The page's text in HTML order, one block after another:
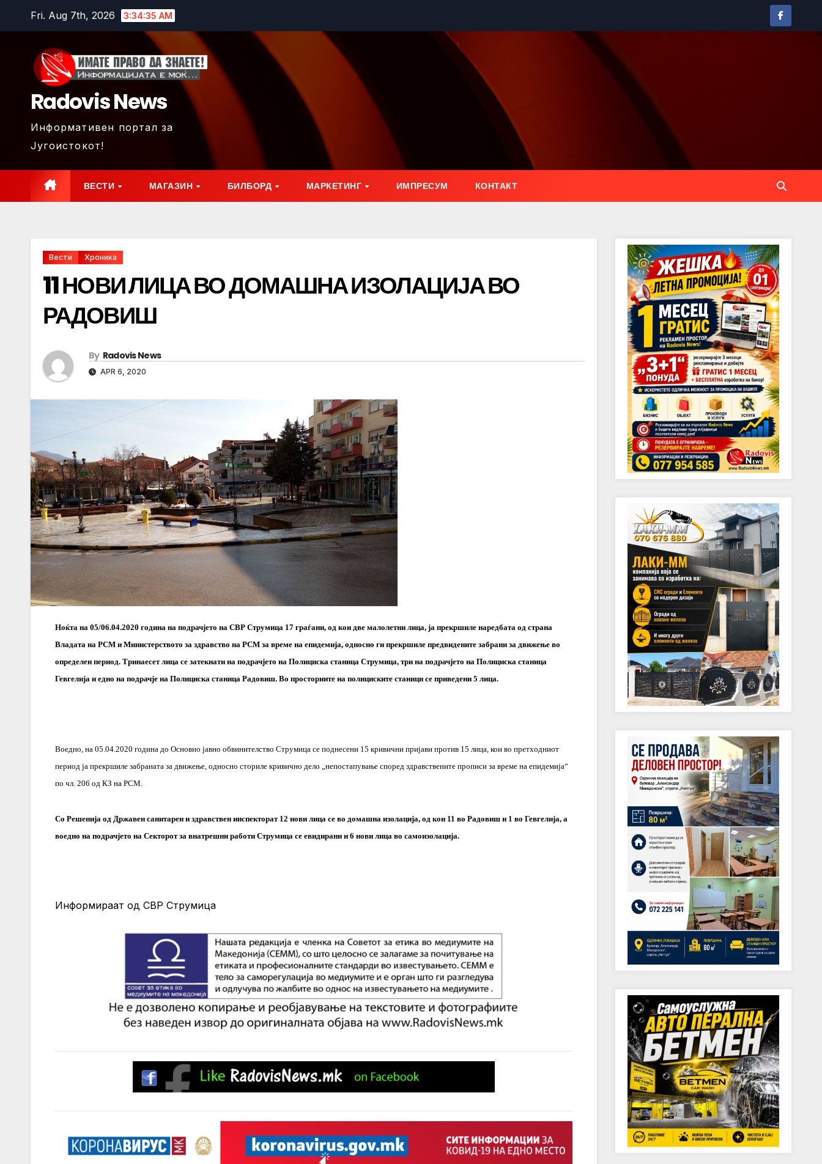
Fri. Aug 7th, 2026 3:34:36 AM
Radovis News
Информативен портал за
Југоистокот!
ВЕСТИ МАГАЗИН БИЛБОРД МАРКЕТИНГ ИМПРЕСУМ КОНТАКТ
Вести Хроника
11 НОВИ ЛИЦА ВО ДОМАШНА ИЗОЛАЦИЈА ВО
РАДОВИШ
By Radovis News
APR 6, 2020
Ноќта на 05/06.04.2020 година на подрачјето на СВР Струмица 17 граѓани, од кои две малолетни лица, ја прекршиле наредбата од страна
Владата на РСМ и Министерството за здравство на РСМ за време на епидемија, односно ги прекршиле предвидените забрани за движење во
определен период. Тринаесет лица се затекнати на подрачјето на Полициска станица Струмица, три на подрачјето на Полициска станица
Гевгелија и едно на подрачје на Полициска станица Радовиш. Во просториите на полициските станици се приведени 5 лица.
Воедно, на 05.04.2020 година до Основно јавно обвинителство Струмица се поднесени 15 кривични пријави против 15 лица, кои во претходниот
период ја прекршиле забраната за движење, односно сториле кривично дело „непостапување според здравствените прописи за време на епидемија“
по чл. 206 од КЗ на РСМ.
Со Решенија од Државен санитарен и здравствен инспекторат 12 нови лица се во домашна изолација, од кои 11 во Радовиш и 1 во Гевгелија, а
воедно на подрачјето на Секторот за внатрешни работи Струмица се евидирани и 6 нови лица во самоизолација.
Информираат од СВР Струмица